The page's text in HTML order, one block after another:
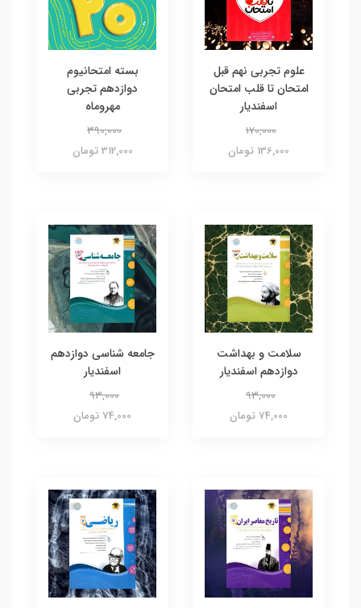
علوم تجربی نهم قبل
امتحان تا قلب امتحان
اسفندیار
170,000
136,000 تومان
بسته امتحانیوم
دوازدهم تجربی
مهروماه
390,000
312,000 تومان
سلامت و بهداشت
دوازدهم اسفندیار
93,000
74,000 تومان
جامعه شناسی دوازدهم
اسفندیار
93,000
74,000 تومان